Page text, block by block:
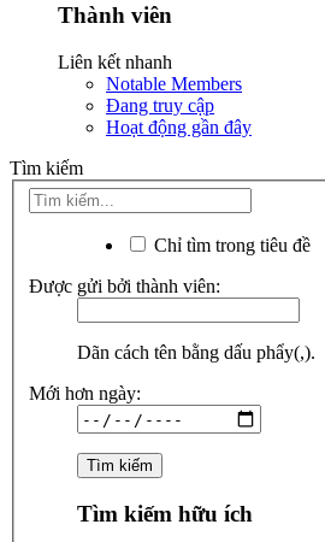
Thành viên
Liên kết nhanh
Notable Members
Đang truy cập
Hoạt động gần đây
Tìm kiếm
Chỉ tìm trong tiêu đề
Được gửi bởi thành viên:
Dãn cách tên bằng dấu phẩy(,).
Mới hơn ngày:
Tìm kiếm hữu ích